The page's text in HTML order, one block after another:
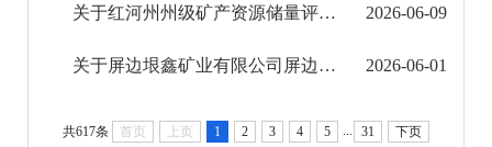
关于红河州州级矿产资源储量评审专家拟入库名单的公示 2026-06-09
关于屏边垠鑫矿业有限公司屏边县新现乡水塘石岗坡大理岩矿矿区生态修复方案评审结果公示 2026-06-01
共617条 首页 上页 1 2 3 4 5 ... 31 下页